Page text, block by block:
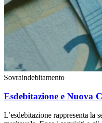
Sovraindebitamento
Esdebitazione e Nuova
L’esdebitazione rappresenta la